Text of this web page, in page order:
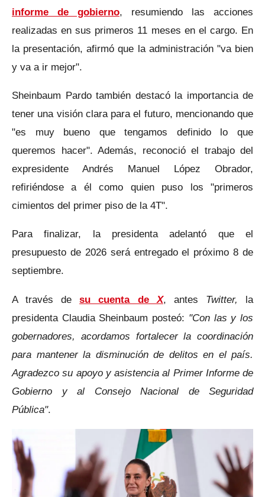
informe de gobierno, resumiendo las acciones
realizadas en sus primeros 11 meses en el cargo. En
la presentación, afirmó que la administración "va bien
y va a ir mejor".
Sheinbaum Pardo también destacó la importancia de
tener una visión clara para el futuro, mencionando que
"es muy bueno que tengamos definido lo que
queremos hacer". Además, reconoció el trabajo del
expresidente Andrés Manuel López Obrador,
refiriéndose a él como quien puso los "primeros
cimientos del primer piso de la 4T".
Para finalizar, la presidenta adelantó que el
presupuesto de 2026 será entregado el próximo 8 de
septiembre.
A través desu cuenta de X, antes Twitter, la
presidenta Claudia Sheinbaum posteó: "Con las y los
gobernadores, acordamos fortalecer la coordinación
para mantener la disminución de delitos en el país.
Agradezco su apoyo y asistencia al Primer Informe de
Gobierno y al Consejo Nacional de Seguridad
Pública".